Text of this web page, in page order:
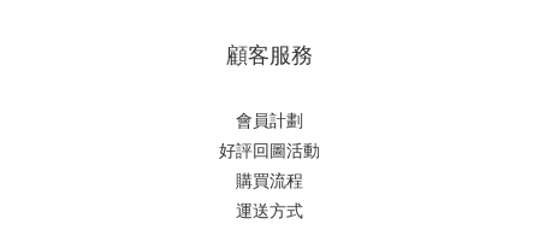
顧客服務
會員計劃
好評回圖活動
購買流程
運送方式